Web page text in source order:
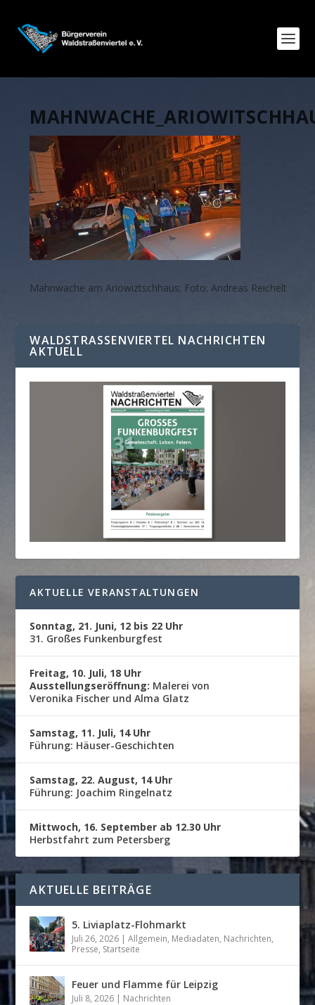
Mahnwache am Ariowiztschhaus; Foto: Andreas Reichelt
WALDSTRASSENVIERTEL NACHRICHTEN A
KTUELL
AKTUELLE VERANSTALTUNGEN
Sonntag, 21. Juni, 12 bis 22 Uhr
31. Großes Funkenburgfest
Freitag, 10. Juli, 18 Uhr
Ausstellungseröffnung: Malerei von
Veronika Fischer und Alma Glatz
Samstag, 11. Juli, 14 Uhr
Führung: Häuser-Geschichten
Samstag, 22. August, 14 Uhr
Führung: Joachim Ringelnatz
Mittwoch, 16. September ab 12.30 Uhr
Herbstfahrt zum Petersberg
AKTUELLE BEITRÄGE
5. Liviaplatz-Flohmarkt
Juli 26, 2026 |Allgemein, Mediadaten, Nachrichten,
Presse, Startseite
Feuer und Flamme für Leipzig
Juli 8, 2026 | Nachrichten